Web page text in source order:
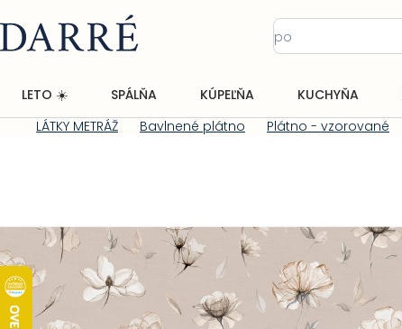
na
obsah
LETO ☀️ SPÁLŇA KÚPEĽŇA KUCHYŇA
LÁTKY METRÁŽ Bavlnené plátno Plátno - vzorované